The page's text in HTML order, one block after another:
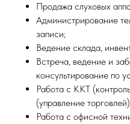
Продажа слуховых
Администрирование
записи;
Ведение склада,
Встреча, ведение и
консультирование по
Работа с ККТ
(управление
Работа с офисной